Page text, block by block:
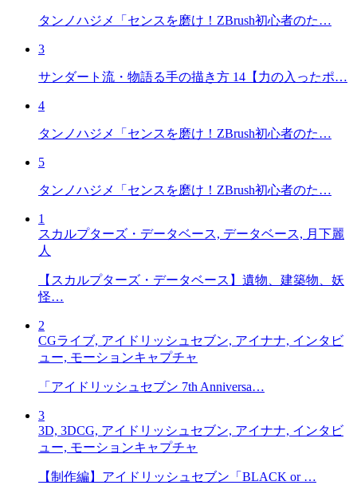
タンノハジメ「センスを磨け！ZBrush初心者のた…
3
サンダート流・物語る手の描き方 14【力の入ったポ…
4
タンノハジメ「センスを磨け！ZBrush初心者のた…
5
タンノハジメ「センスを磨け！ZBrush初心者のた…
1
スカルプターズ・データベース, データベース, 月下麗
人
【スカルプターズ・データベース】遺物、建築物、妖
怪…
2
CGライブ, アイドリッシュセブン, アイナナ, インタビ
ュー, モーションキャプチャ
「アイドリッシュセブン 7th Anniversa…
3
3D, 3DCG, アイドリッシュセブン, アイナナ, インタビ
ュー, モーションキャプチャ
【制作編】アイドリッシュセブン「BLACK or …